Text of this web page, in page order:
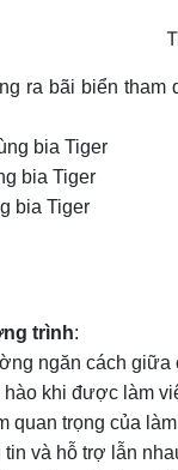
ra bãi biển tham
bia Tiger
bia Tiger
bia Tiger
trình:
ngăn cách giữa
khi được làm
quan trọng của
và hỗ trợ lẫn